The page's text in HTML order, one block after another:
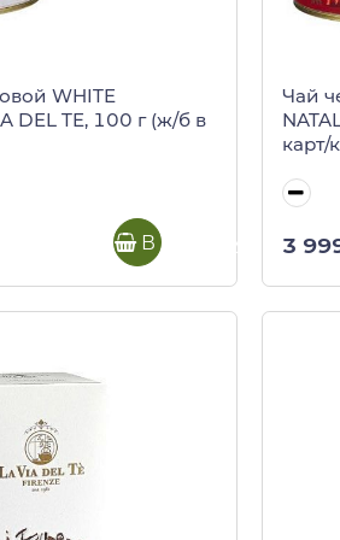
WHITE
DEL TE, 100 г (ж/б в
В корзину
Чай
карт/
3